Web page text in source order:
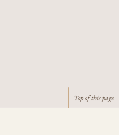
Top of this page